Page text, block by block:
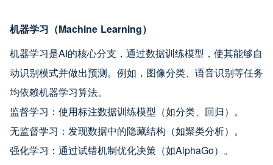
机器学习（Machine Learning）
机器学习是AI的核心分支，通过数据训练模型，使其能够自
动识别模式并做出预测。例如，图像分类、语音识别等任务
均依赖机器学习算法。
监督学习：使用标注数据训练模型（如分类、回归）。
无监督学习：发现数据中的隐藏结构（如聚类分析）。
强化学习：通过试错机制优化决策（如AlphaGo）。